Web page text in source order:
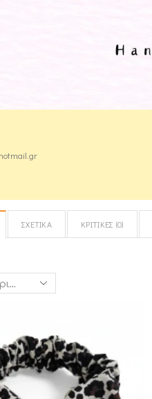
ΣΧΕΤΙΚΆ ΚΡΙΤΙΚΈΣ (0)